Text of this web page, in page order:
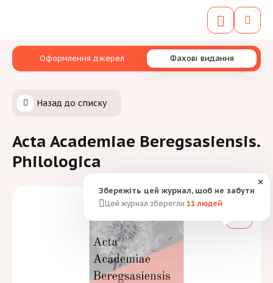
Оформлення джерел Фахові видання
Назад до списку
Acta Academiae Beregsasiensis.
Philologica
Збережіть цей журнал, щоб не забути
Цей журнал зберегли 11 людей
✕